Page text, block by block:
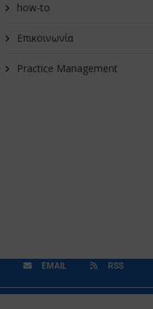
how-to
Επικοινωνία
Practice Management
EMAIL RSS